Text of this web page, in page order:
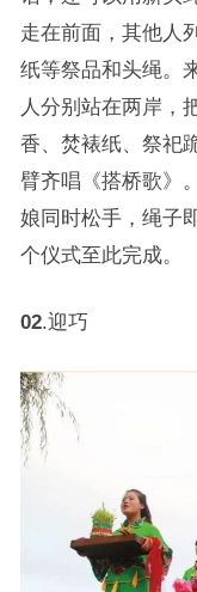
走在前面，其他人
纸等祭品和头绳。
人分别站在两岸，
香、焚裱纸、祭祀
臂齐唱《搭桥歌》
娘同时松手，绳子
个仪式至此完成。
02.迎巧